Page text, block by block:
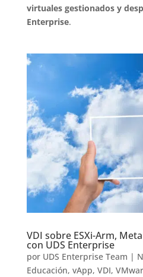
virtuales gestionados y
Enterprise.
VDI sobre ESXi-Arm,
con UDS Enterprise
por UDS Enterprise Team |
Educación, vApp, VDI,